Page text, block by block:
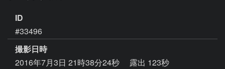
ID
#33496
撮影日時
2016年7月3日 21時38分24秒
露出 123秒